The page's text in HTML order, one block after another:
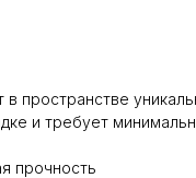
в пространстве
и требует
прочность